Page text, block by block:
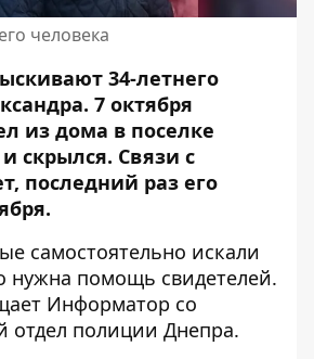
человека
34-летнего
7 октября
из дома в поселке
скрылся. Связи с
последний раз его
самостоятельно искали
нужна помощь свидетелей.
Информатор со
отдел полиции Днепра.